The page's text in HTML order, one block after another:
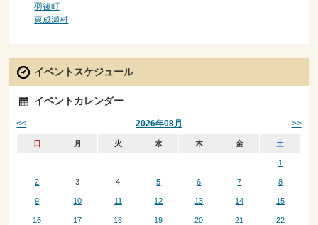
羽後町
東成瀬村
イベントスケジュール
イベントカレンダー
2026年08月
<< >>
日 月 火 水 木 金 土
1
2 3 4 5 6 7 8
9 10 11 12 13 14 15
16 17 18 19 20 21 22